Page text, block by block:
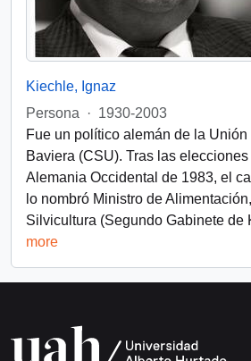
Kiechle, Ignaz
Persona
· 1930-2003
Fue un político alemán de la
Baviera (CSU). Tras las
Alemania Occidental de 1983, el
lo nombró Ministro de
Silvicultura (Segundo Gabinete de
more